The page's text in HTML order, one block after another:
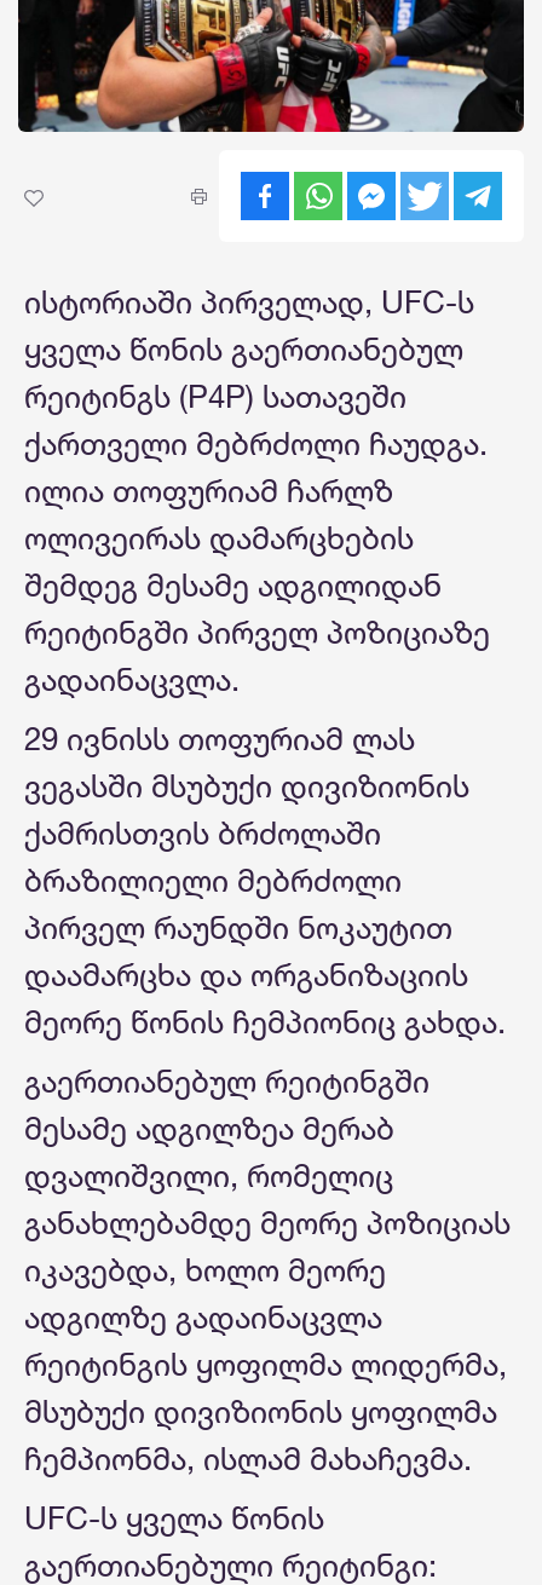
ისტორიაში პირველად, UFC-ს
ყველა წონის გაერთიანებულ
რეიტინგს (P4P) სათავეში
ქართველი მებრძოლი ჩაუდგა.
ილია თოფურიამ ჩარლზ
ოლივეირას დამარცხების
შემდეგ მესამე ადგილიდან
რეიტინგში პირველ პოზიციაზე
გადაინაცვლა.
29 ივნისს თოფურიამ ლას
ვეგასში მსუბუქი დივიზიონის
ქამრისთვის ბრძოლაში
ბრაზილიელი მებრძოლი
პირველ რაუნდში ნოკაუტით
დაამარცხა და ორგანიზაციის
მეორე წონის ჩემპიონიც გახდა.
გაერთიანებულ რეიტინგში
მესამე ადგილზეა მერაბ
დვალიშვილი, რომელიც
განახლებამდე მეორე პოზიციას
იკავებდა, ხოლო მეორე
ადგილზე გადაინაცვლა
რეიტინგის ყოფილმა ლიდერმა,
მსუბუქი დივიზიონის ყოფილმა
ჩემპიონმა, ისლამ მახაჩევმა.
UFC-ს ყველა წონის
გაერთიანებული რეიტინგი: